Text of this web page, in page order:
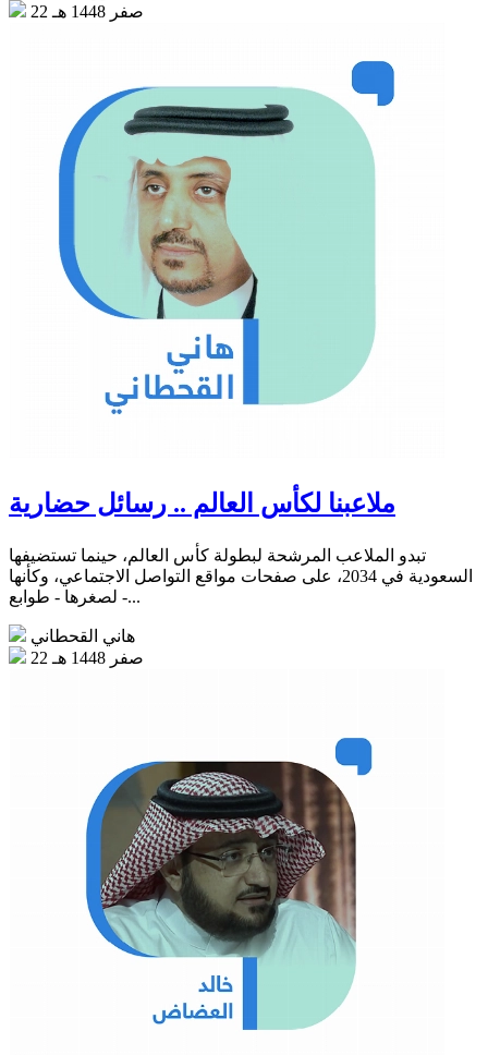
22 صفر 1448 هـ
ملاعبنا لكأس العالم .. رسائل حضارية
تبدو الملاعب المرشحة لبطولة كأس العالم، حينما تستضيفها
السعودية في 2034، على صفحات مواقع التواصل الاجتماعي، وكأنها
- لصغرها - طوابع...
هاني القحطاني
22 صفر 1448 هـ